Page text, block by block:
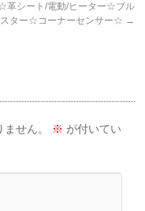
革シート/電動/ヒーター☆ブル
スター☆コーナーセンサー☆ →
せん。 ※ が付いてい